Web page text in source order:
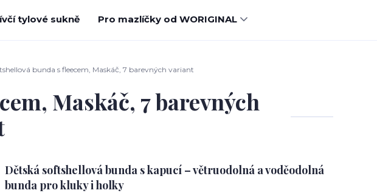
tylové sukně Pro mazlíčky od WORIGINAL
bunda s fleecem, Maskáč, 7 barevných variant
Maskáč, 7 barevných
Dětská softshellová bunda s kapucí – větruodolná a voděodolná
bunda pro kluky i holky